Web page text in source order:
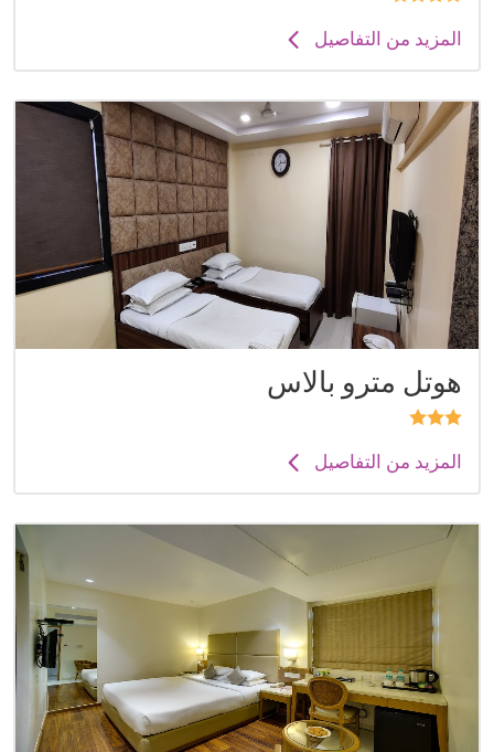
المزيد من التفاصيل
هوتل مترو بالاس
المزيد من التفاصيل